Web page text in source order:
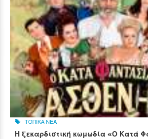
ΤΟΠΙΚΑ ΝΕΑ
Η ξεκαρδιστική κωμωδία «Ο Κατά